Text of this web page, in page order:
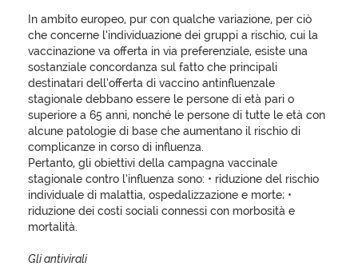
In ambito europeo, pur con qualche variazione, per ciò
che concerne l’individuazione dei gruppi a rischio, cui la
vaccinazione va offerta in via preferenziale, esiste una
sostanziale concordanza sul fatto che principali
destinatari dell’offerta di vaccino antinfluenzale
stagionale debbano essere le persone di età pari o
superiore a 65 anni, nonché le persone di tutte le età con
alcune patologie di base che aumentano il rischio di
complicanze in corso di influenza.
Pertanto, gli obiettivi della campagna vaccinale
stagionale contro l’influenza sono: • riduzione del rischio
individuale di malattia, ospedalizzazione e morte; •
riduzione dei costi sociali connessi con morbosità e
mortalità.
Gli antivirali